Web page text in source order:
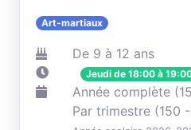
Art-martiaux
De 9 à 12 ans
Jeudi de 18:00 à
Année complète
Par trimestre (150